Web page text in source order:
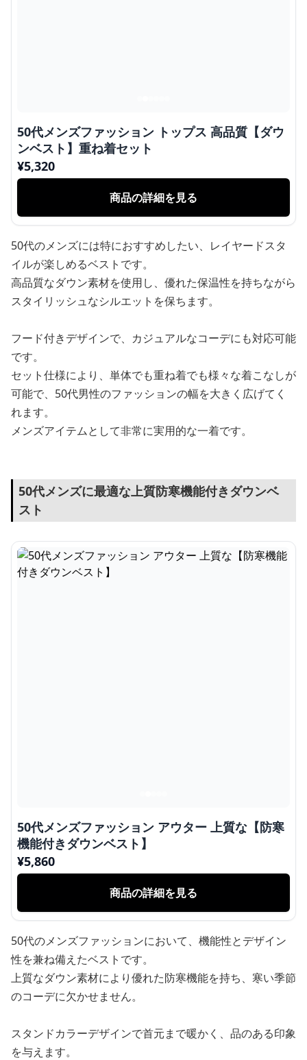
50代メンズファッション トップス 高品質【ダウ
ンベスト】重ね着セット
¥5,320
商品の詳細を見る
50代のメンズには特におすすめしたい、レイヤードスタ
イルが楽しめるベストです。
高品質なダウン素材を使用し、優れた保温性を持ちながら
スタイリッシュなシルエットを保ちます。
フード付きデザインで、カジュアルなコーデにも対応可能
です。
セット仕様により、単体でも重ね着でも様々な着こなしが
可能で、50代男性のファッションの幅を大きく広げてく
れます。
メンズアイテムとして非常に実用的な一着です。
50代メンズに最適な上質防寒機能付きダウンベ
スト
50代メンズファッション アウター 上質な【防寒
機能付きダウンベスト】
¥5,860
商品の詳細を見る
50代のメンズファッションにおいて、機能性とデザイン
性を兼ね備えたベストです。
上質なダウン素材により優れた防寒機能を持ち、寒い季節
のコーデに欠かせません。
スタンドカラーデザインで首元まで暖かく、品のある印象
を与えます。